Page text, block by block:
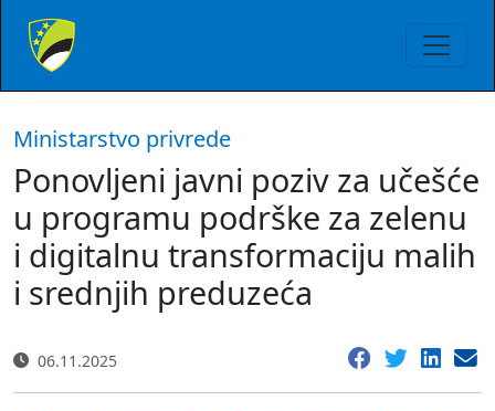
Ministarstvo privrede
Ponovljeni javni poziv za učešće
u programu podrške za zelenu
i digitalnu transformaciju malih
i srednjih preduzeća
06.11.2025